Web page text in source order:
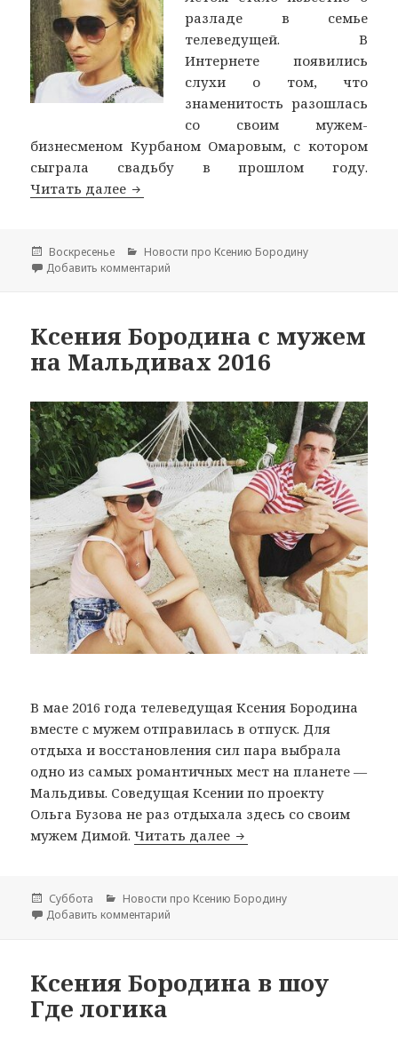
разладе в семье
телеведущей. В
Интернете появились
слухи о том, что
знаменитость разошлась
со своим мужем-
бизнесменом Курбаном Омаровым, с котором
сыграла свадьбу в прошлом году.
Читать далее Ксения Бородина разводится с мужем
Опубликовано
Воскресенье Рубрики
Новости про Ксению Бородину
Добавить комментарий
Ксения Бородина с мужем
на Мальдивах 2016
В мае 2016 года телеведущая Ксения Бородина
вместе с мужем отправилась в отпуск. Для
отдыха и восстановления сил пара выбрала
одно из самых романтичных мест на планете —
Мальдивы. Соведущая Ксении по проекту
Ольга Бузова не раз отдыхала здесь со своим
мужем Димой.Читать далее Ксения Бородина с
Опубликовано
Суббота Рубрики
Новости про Ксению Бородину
Добавить комментарий
Ксения Бородина в шоу
Где логика